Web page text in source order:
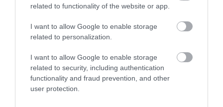
related to functionality of the website or app.
I want to allow Google to enable storage
related to personalization.
I want to allow Google to enable storage
related to security, including authentication
functionality and fraud prevention, and other
user protection.